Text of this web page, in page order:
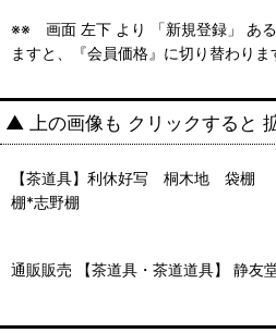
※※ 画面 左下 より 「新規登録」 あ
ますと、『会員価格』に切り替わり
▲ 上の画像も クリックすると
【茶道具】利休好写 桐木地
棚*志野棚
通販販売 【茶道具・茶道道具】 静